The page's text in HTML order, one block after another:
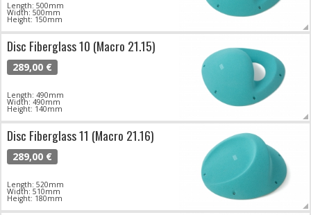
Length: 500mm
Width: 500mm
Height: 150mm
Disc Fiberglass 10 (Macro 21.15)
289,00 €
Length: 490mm
Width: 490mm
Height: 140mm
Disc Fiberglass 11 (Macro 21.16)
289,00 €
Length: 520mm
Width: 510mm
Height: 180mm